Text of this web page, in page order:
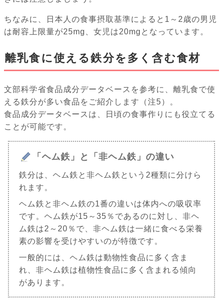
ちなみに、日本人の食事摂取基準によると1～2歳の男児
は耐容上限量が25mg、女児は20mgとなっています。
離乳食に使える鉄分を多く含む食材
文部科学省食品成分データベースを参考に、離乳食で使
える鉄分が多い食品をご紹介します（注5）。
食品成分データベースは、日頃の食事作りにも役立てる
ことが可能です。
「ヘム鉄」と「非ヘム鉄」の違い
鉄分は、ヘム鉄と非ヘム鉄という2種類に分けら
れます。
ヘム鉄と非ヘム鉄の1番の違いは体内への吸収率
です。ヘム鉄が15～35％であるのに対し、非ヘ
ム鉄は2～20％で、非ヘム鉄は一緒に食べる栄養
素の影響を受けやすいのが特徴です。
一般的には、ヘム鉄は動物性食品に多く含ま
れ、非ヘム鉄は植物性食品に多く含まれる傾向
があります。